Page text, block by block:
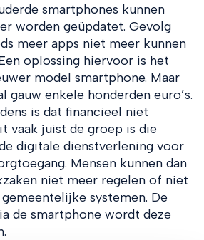
smartphones kunnen
worden geüpdatet. Gevolg
meer apps niet meer kunnen
oplossing hiervoor is het
model smartphone. Maar
gauw enkele honderden euro’s.
is dat financieel niet
vaak juist de groep is die
digitale dienstverlening voor
Mensen kunnen dan
niet meer regelen of niet
systemen. De
de smartphone wordt deze